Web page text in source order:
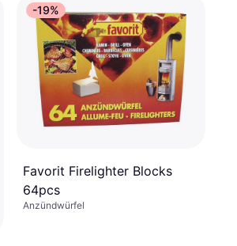
-19%
Favorit Firelighter Blocks
64pcs
Anzündwürfel